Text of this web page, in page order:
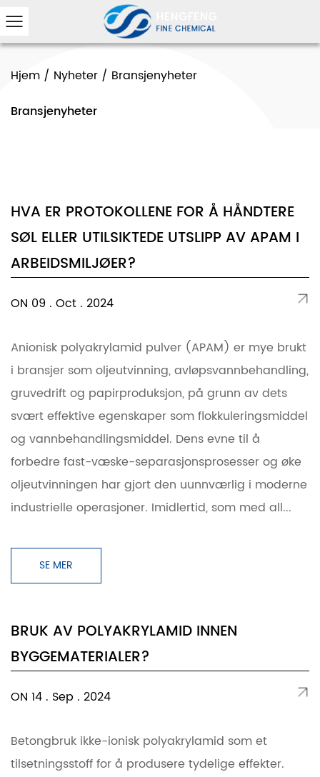
Hjem / Nyheter / Bransjenyheter
Bransjenyheter
HVA ER PROTOKOLLENE FOR Å HÅNDTERE
SØL ELLER UTILSIKTEDE UTSLIPP AV APAM I
ARBEIDSMILJØER?
ON 09 . Oct . 2024
Anionisk polyakrylamid pulver (APAM) er mye brukt
i bransjer som oljeutvinning, avløpsvannbehandling,
gruvedrift og papirproduksjon, på grunn av dets
svært effektive egenskaper som flokkuleringsmiddel
og vannbehandlingsmiddel. Dens evne til å
forbedre fast-væske-separasjonsprosesser og øke
oljeutvinningen har gjort den uunnværlig i moderne
industrielle operasjoner. Imidlertid, som med all...
SE MER
BRUK AV POLYAKRYLAMID INNEN
BYGGEMATERIALER?
ON 14 . Sep . 2024
Betongbruk ikke-ionisk polyakrylamid som et
tilsetningsstoff for å produsere tydelige effekter.